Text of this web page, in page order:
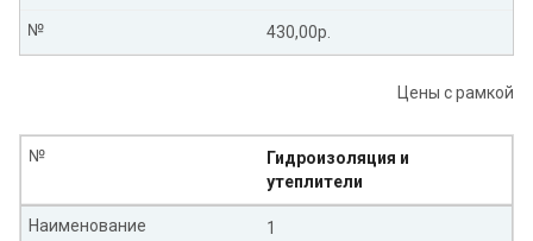
430,00р.
№
Цены с рамкой
Гидроизоляция и
утеплители
№
1
Наименование